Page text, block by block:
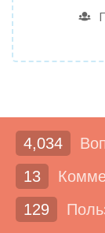
4,034
13
129